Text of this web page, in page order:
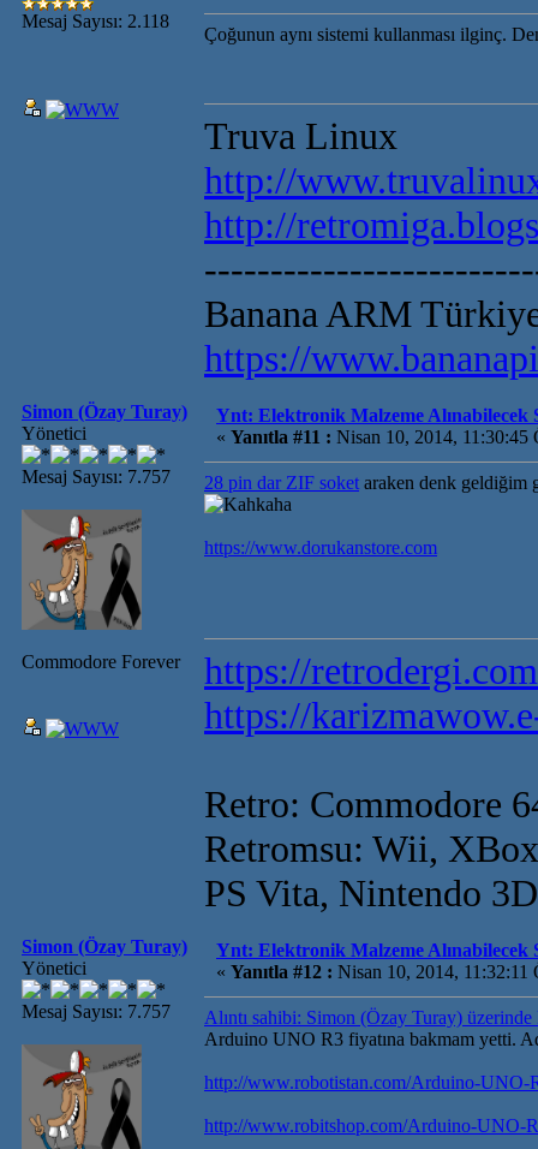
Mesaj Sayısı: 2.118
Çoğunun aynı sistemi kullanması ilginç.
Truva Linux
http://
http://
Banana ARM
https://
Simon (Özay Turay)
Yönetici
Mesaj Sayısı: 7.757
Commodore Forever
Ynt: Elektronik Malzeme Alınabilecek
« Yanıtla #11 : Nisan 10, 2014, 11:30:45
28 pin dar ZIF soket araken denk geldiğim
https://www.dorukanstore.com
https://retrodergi.com
https://
Retro: Commodore
Retromsu: Wii,
PS Vita, Nintendo
Simon (Özay Turay)
Yönetici
Mesaj Sayısı: 7.757
Ynt: Elektronik Malzeme Alınabilecek
« Yanıtla #12 : Nisan 10, 2014, 11:32:11
Alıntı sahibi: Simon (Özay Turay)
Arduino UNO R3 fiyatına bakmam yetti.
http://www.robotistan.com/Arduino-UNO-
http://www.robitshop.com/Arduino-UNO-